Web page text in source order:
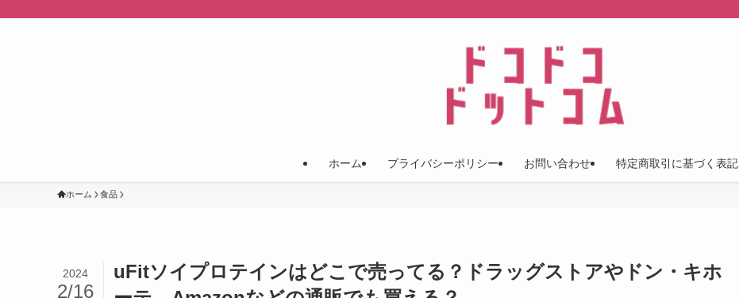
ホーム プライバシーポリシー お問い合わせ 特定商取引に基づく表記
ホーム 食品
uFitソイプロテインはどこで売ってる？ドラッグストアやドン・キホ
2024
2/16